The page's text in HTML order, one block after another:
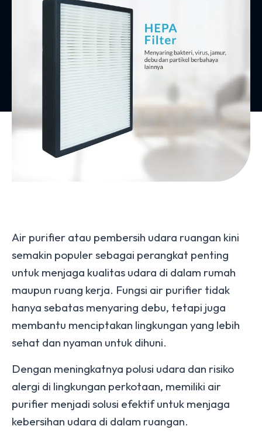
Air purifier atau pembersih udara ruangan kini
semakin populer sebagai perangkat penting
untuk menjaga kualitas udara di dalam rumah
maupun ruang kerja. Fungsi air purifier tidak
hanya sebatas menyaring debu, tetapi juga
membantu menciptakan lingkungan yang lebih
sehat dan nyaman untuk dihuni.
Dengan meningkatnya polusi udara dan risiko
alergi di lingkungan perkotaan, memiliki air
purifier menjadi solusi efektif untuk menjaga
kebersihan udara di dalam ruangan.